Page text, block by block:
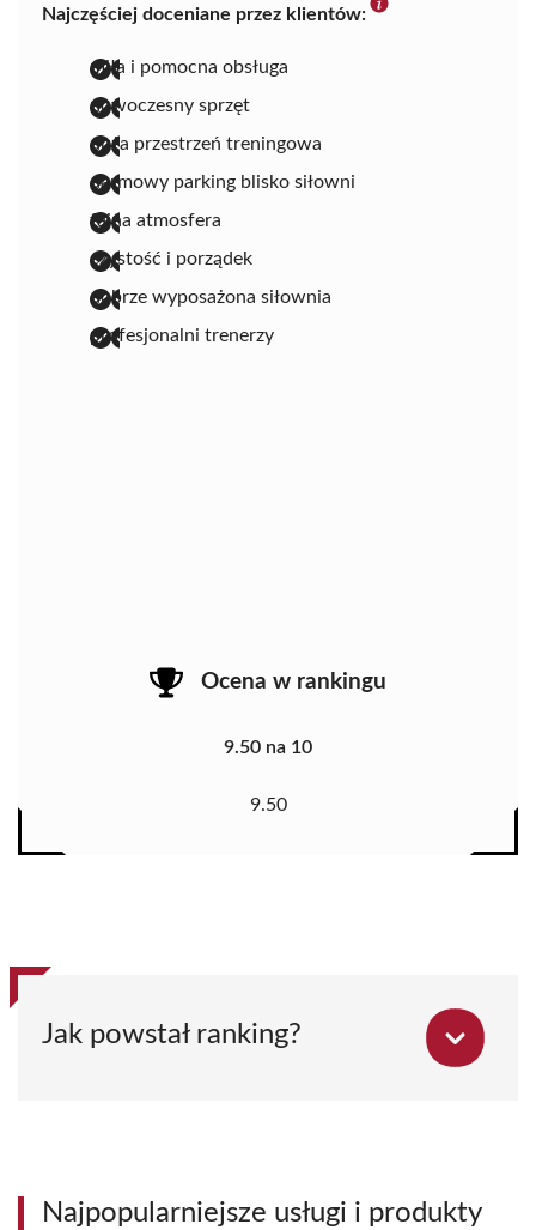
Najczęściej doceniane przez klientów:
miła i pomocna obsługa
nowoczesny sprzęt
duża przestrzeń treningowa
darmowy parking blisko siłowni
fajna atmosfera
czystość i porządek
dobrze wyposażona siłownia
profesjonalni trenerzy
Ocena w rankingu
9.50 na 10
9.50
Jak powstał ranking?
Najpopularniejsze usługi i produkty